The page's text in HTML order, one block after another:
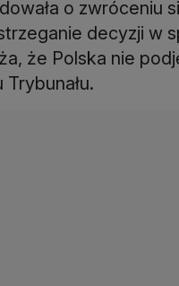
o zwróceniu
decyzji w
że Polska nie